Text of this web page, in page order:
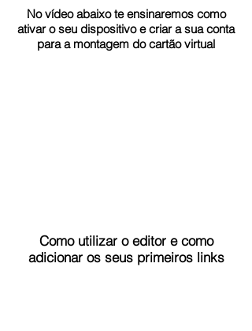
No vídeo abaixo te ensinaremos como
ativar o seu dispositivo e criar a sua conta
para a montagem do cartão virtual
Como utilizar o editor e como
adicionar os seus primeiros links